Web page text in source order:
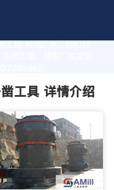
工具 制造厂家，我们致
统方案。获取厂家直销
工具 详情介绍